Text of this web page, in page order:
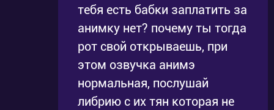
тебя есть бабки заплатить за
анимку нет? почему ты тогда
рот свой открываешь, при
этом озвучка анимэ
нормальная, послушай
либрию с их тян которая не